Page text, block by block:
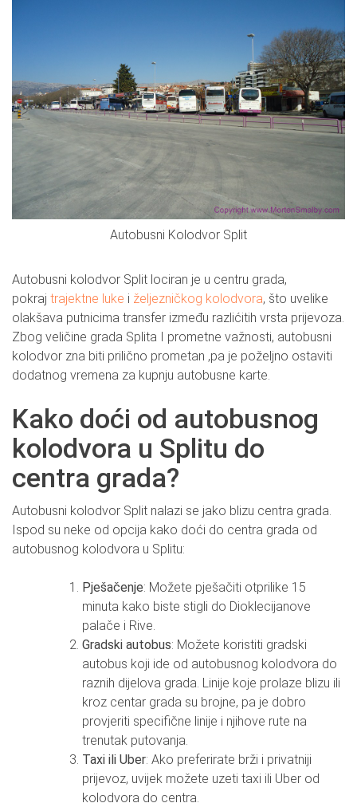
Autobusni Kolodvor Split
Autobusni kolodvor Split lociran je u centru grada,
pokraj trajektne luke i željezničkog kolodvora, što uvelike
olakšava putnicima transfer između razlićitih vrsta prijevoza.
Zbog veličine grada Splita I prometne važnosti, autobusni
kolodvor zna biti prilično prometan ,pa je poželjno ostaviti
dodatnog vremena za kupnju autobusne karte.
Kako doći od autobusnog
kolodvora u Splitu do
centra grada?
Autobusni kolodvor Split nalazi se jako blizu centra grada.
Ispod su neke od opcija kako doći do centra grada od
autobusnog kolodvora u Splitu:
Pješačenje: Možete pješačiti otprilike 15
minuta kako biste stigli do Dioklecijanove
palače i Rive.
Gradski autobus: Možete koristiti gradski
autobus koji ide od autobusnog kolodvora do
raznih dijelova grada. Linije koje prolaze blizu ili
kroz centar grada su brojne, pa je dobro
provjeriti specifične linije i njihove rute na
trenutak putovanja.
Taxi ili Uber: Ako preferirate brži i privatniji
prijevoz, uvijek možete uzeti taxi ili Uber od
kolodvora do centra.